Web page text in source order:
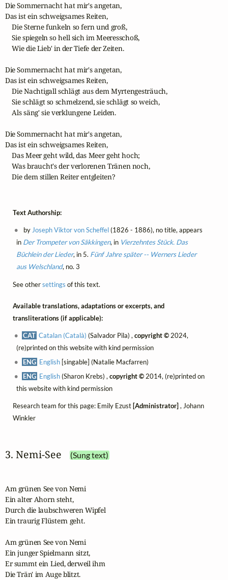
Die Sommernacht hat mir's angetan,
Das ist ein schweigsames Reiten,
    Die Sterne funkeln so fern und groß,
    Sie spiegeln so hell sich im Meeresschoß,
    Wie die Lieb' in der Tiefe der Zeiten.
Die Sommernacht hat mir's angetan,
Das ist ein schweigsames Reiten,
    Die Nachtigall schlägt aus dem Myrtengesträuch,
    Sie schlägt so schmelzend, sie schlägt so weich,
    Als säng' sie verklungene Leiden.
Die Sommernacht hat mir's angetan,
Das ist ein schweigsames Reiten,
    Das Meer geht wild, das Meer geht hoch;
    Was braucht's der verlorenen Tränen noch,
    Die dem stillen Reiter entgleiten?
Text Authorship:
byJoseph Viktor von Scheffel(1826 - 1886), no title, appears
in Der Trompeter von Säkkingen, in Vierzehntes Stück. Das
Büchlein der Lieder, in 5. Fünf Jahre später -- Werners Lieder
aus Welschland, no. 3
See othersettings of this text.
Available translations, adaptations or excerpts, and
transliterations (if applicable):
CAT Catalan (Català) (Salvador Pila) ,copyright © 2024,
(re)printed on this website with kind permission
ENG English [singable] (Natalie Macfarren)
ENG English(Sharon Krebs) ,copyright © 2014, (re)printed on
this website with kind permission
Research team for this page: Emily Ezust [Administrator] , Johann
Winkler
3. Nemi‑See (Sung text)
Am grünen See von Nemi
Ein alter Ahorn steht,
Durch die laubschweren Wipfel
Ein traurig Flüstern geht.
Am grünen See von Nemi
Ein junger Spielmann sitzt,
Er summt ein Lied, derweil ihm
Die Trän' im Auge blitzt.